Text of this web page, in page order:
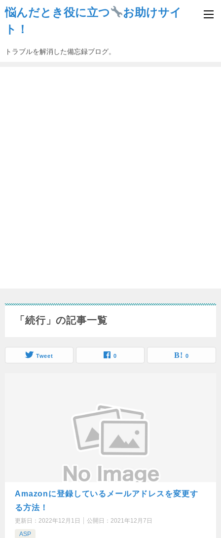
悩んだとき役に立つ
お助けサイ
ト！
トラブルを解消した備忘録ブログ。
「続行」の記事一覧
Tweet 0 0
Amazonに登録しているメールアドレスを変更す
る方法！
更新日： 2022年12月1日 公開日： 2021年12月7日
ASP